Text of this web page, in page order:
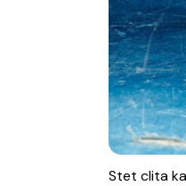
Stet clita